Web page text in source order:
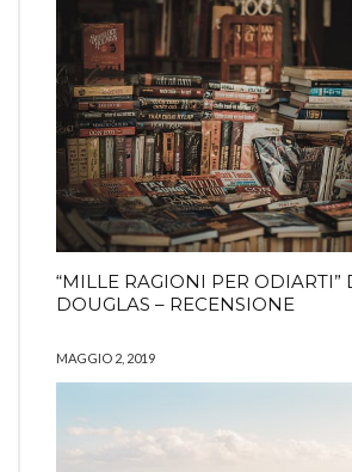
“MILLE RAGIONI PER ODIARTI”
DOUGLAS – RECENSIONE
MAGGIO 2, 2019